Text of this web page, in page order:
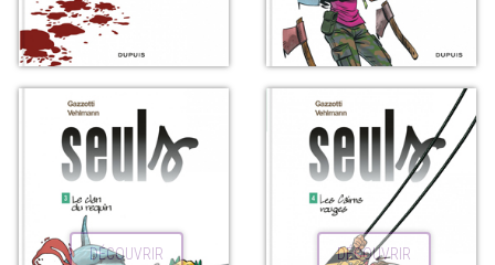
DÉCOUVRIR DÉCOUVRIR